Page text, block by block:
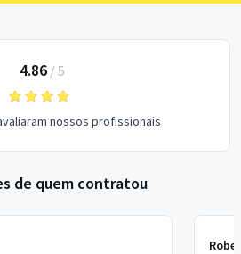
4.86/ 5
nossos profissionais
de quem contratou